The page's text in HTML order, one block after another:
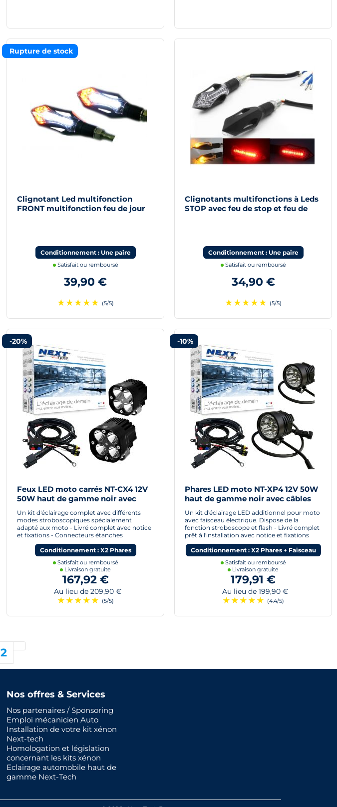
Rupture de stock
Clignotant Led multifonction
FRONT multifonction feu de jour
Conditionnement : Une paire
Satisfait ou remboursé
39,90 €
★ ★ ★ ★ ★ (5/5)
Clignotants multifonctions à Leds
STOP avec feu de stop et feu de
Conditionnement : Une paire
Satisfait ou remboursé
34,90 €
★ ★ ★ ★ ★ (5/5)
-20%
Feux LED moto carrés NT-CX4 12V
50W haut de gamme noir avec
câbles
Un kit d'éclairage complet avec différents
modes stroboscopiques spécialement
adapté aux moto - Livré complet avec notice
et fixations - Connecteurs étanches
Conditionnement : X2 Phares
Satisfait ou remboursé
Livraison gratuite
167,92 €
Au lieu de 209,90 €
★ ★ ★ ★ ★ (5/5)
-10%
Phares LED moto NT-XP4 12V 50W
haut de gamme noir avec câbles
Un kit d'éclairage LED additionnel pour moto
avec faisceau électrique. Dispose de la
fonction stroboscope et flash - Livré complet
prêt à l'installation avec notice et fixations
Conditionnement : X2 Phares + Faisceau
Satisfait ou remboursé
Livraison gratuite
179,91 €
Au lieu de 199,90 €
★ ★ ★ ★ ★ (4.4/5)
2 Suivant
Nos offres & Services
Nos partenaires / Sponsoring
Emploi mécanicien Auto
Installation de votre kit xénon
Next-tech
Homologation et législation
concernant les kits xénon
Eclairage automobile haut de
gamme Next-Tech